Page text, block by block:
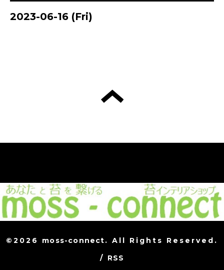
2023-06-16 (Fri)
©2026 moss-connect. All Rights Reserved.
/ RSS